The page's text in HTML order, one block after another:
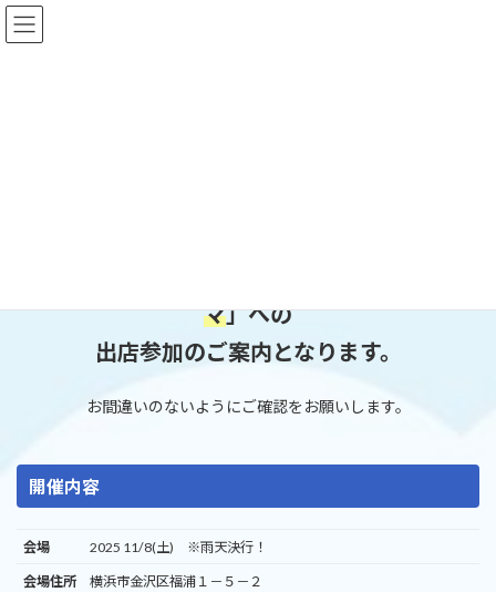
コ
ン
ナ
ビ
マ」への
出店参加のご案内となります。
お間違いのないようにご確認をお願いします。
開催内容
会場 2025 11/8(土) ※雨天決行！
会場住所 横浜市金沢区福浦１－５－２